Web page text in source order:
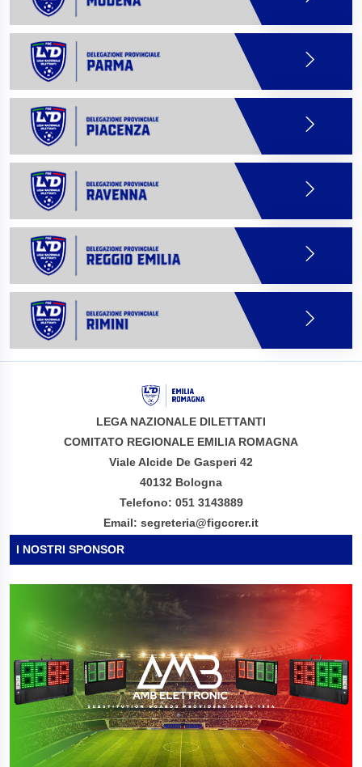
LEGA NAZIONALE DILETTANTI
COMITATO REGIONALE EMILIA ROMAGNA
Viale Alcide De Gasperi 42
40132 Bologna
Telefono: 051 3143889
Email: segreteria@figccrer.it
I NOSTRI SPONSOR